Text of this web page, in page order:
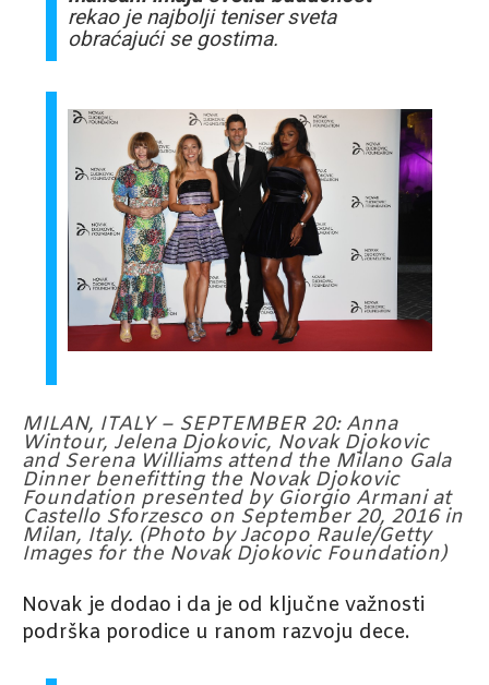
rekao je najbolji teniser sveta
obraćajući se gostima.
MILAN, ITALY – SEPTEMBER 20: Anna
Wintour, Jelena Djokovic, Novak Djokovic
and Serena Williams attend the Milano Gala
Dinner benefitting the Novak Djokovic
Foundation presented by Giorgio Armani at
Castello Sforzesco on September 20, 2016 in
Milan, Italy. (Photo by Jacopo Raule/Getty
Images for the Novak Djokovic Foundation)
Novak je dodao i da je od ključne važnosti
podrška porodice u ranom razvoju dece.